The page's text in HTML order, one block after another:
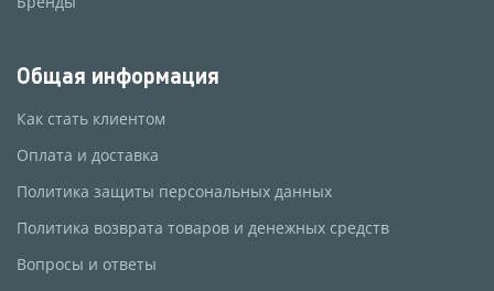
Общая информация
Как стать клиентом
Оплата и доставка
Политика защиты персональных данных
Политика возврата товаров и денежных средств
Вопросы и ответы